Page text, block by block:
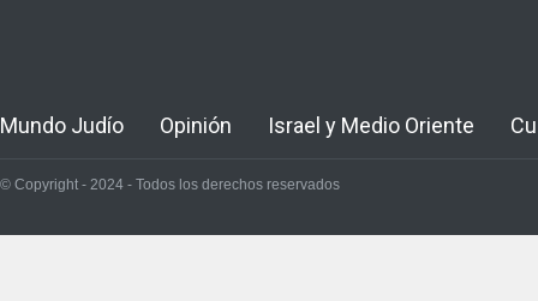
Mundo Judío Opinión Israel y Medio Oriente
© Copyright - 2024 - Todos los derechos reservados